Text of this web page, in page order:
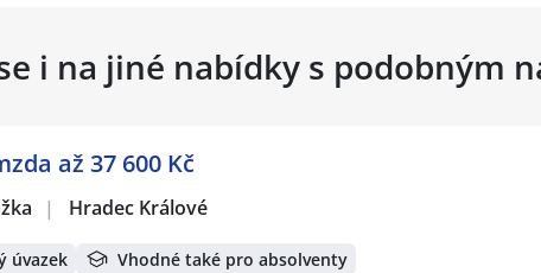
i na jiné nabídky s podobným
až 37 600 Kč
| Hradec Králové
úvazek Vhodné také pro absolventy